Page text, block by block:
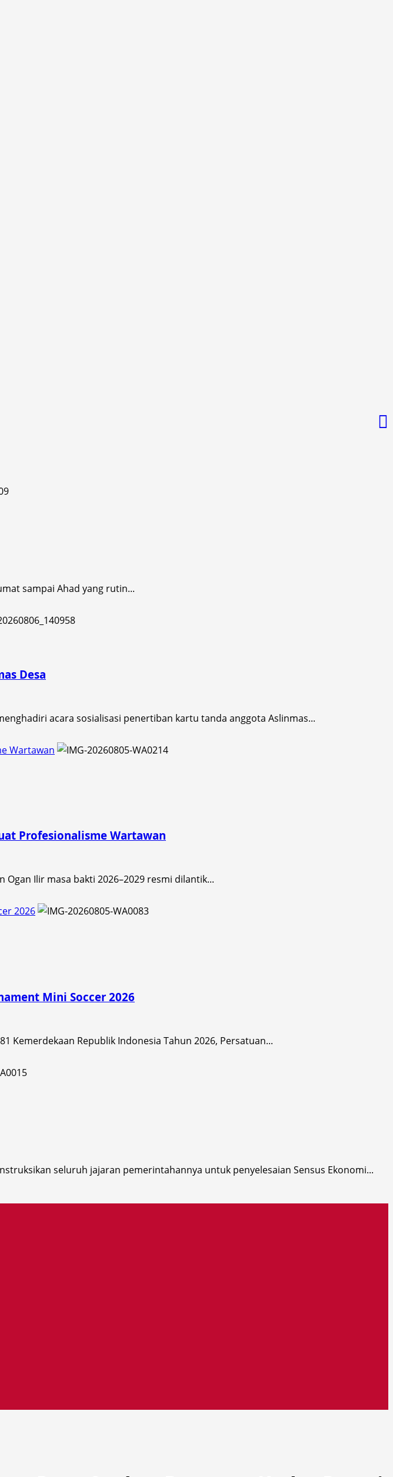
sampai Ahad yang rutin...
Desa
acara sosialisasi penertiban kartu tanda anggota Aslinmas...
Wartawan
Profesionalisme Wartawan
Ogan Ilir masa bakti 2026–2029 resmi dilantik...
2026
Mini Soccer 2026
Kemerdekaan Republik Indonesia Tahun 2026, Persatuan...
seluruh jajaran pemerintahannya untuk penyelesaian Sensus Ekonomi...